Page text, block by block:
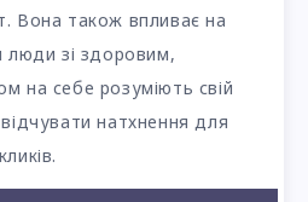
Вона також впливає на
люди зі здоровим,
на себе розуміють свій
натхнення для